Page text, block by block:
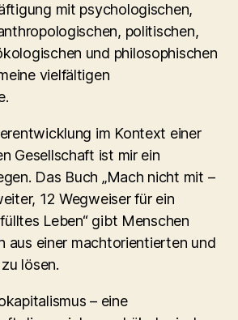
mit psychologischen,
politischen,
und philosophischen
vielfältigen
im Kontext einer
Gesellschaft ist mir ein
Das Buch „Mach nicht mit –
12 Wegweiser für ein
Leben“ gibt Menschen
aus einer machtorientierten und
lösen.
– eine